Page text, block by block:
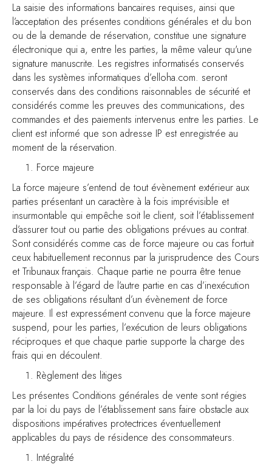
La saisie des informations bancaires requises, ainsi que
l’acceptation des présentes conditions générales et du bon
ou de la demande de réservation, constitue une signature
électronique qui a, entre les parties, la même valeur qu'une
signature manuscrite. Les registres informatisés conservés
dans les systèmes informatiques d’elloha.com. seront
conservés dans des conditions raisonnables de sécurité et
considérés comme les preuves des communications, des
commandes et des paiements intervenus entre les parties. Le
client est informé que son adresse IP est enregistrée au
moment de la réservation.
Force majeure
La force majeure s’entend de tout évènement extérieur aux
parties présentant un caractère à la fois imprévisible et
insurmontable qui empêche soit le client, soit l’établissement
d’assurer tout ou partie des obligations prévues au contrat.
Sont considérés comme cas de force majeure ou cas fortuit
ceux habituellement reconnus par la jurisprudence des Cours
et Tribunaux français. Chaque partie ne pourra être tenue
responsable à l’égard de l’autre partie en cas d’inexécution
de ses obligations résultant d’un évènement de force
majeure. Il est expressément convenu que la force majeure
suspend, pour les parties, l’exécution de leurs obligations
réciproques et que chaque partie supporte la charge des
frais qui en découlent.
Règlement des litiges
Les présentes Conditions générales de vente sont régies
par la loi du pays de l’établissement sans faire obstacle aux
dispositions impératives protectrices éventuellement
applicables du pays de résidence des consommateurs.
Intégralité